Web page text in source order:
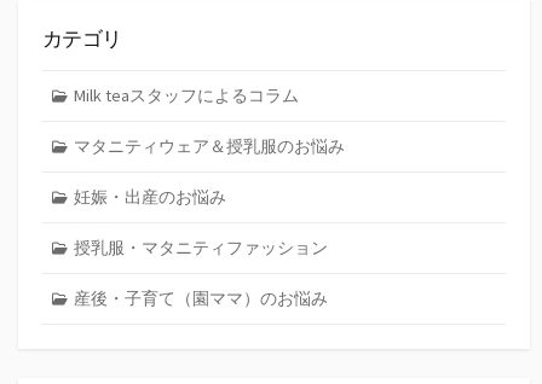
カテゴリ
Milk teaスタッフによるコラム
マタニティウェア＆授乳服のお悩み
妊娠・出産のお悩み
授乳服・マタニティファッション
産後・子育て（園ママ）のお悩み